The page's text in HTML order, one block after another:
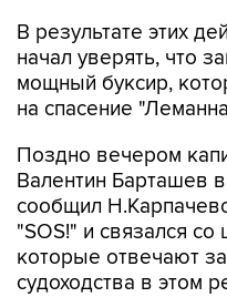
В результате этих
начал уверять, что
мощный буксир,
на спасение
Поздно вечером
Валентин Барташев
сообщил
"SOS!" и связался
которые отвечают
судоходства в этом